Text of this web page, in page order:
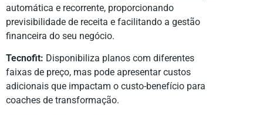
automática e recorrente, proporcionando
previsibilidade de receita e facilitando a gestão
financeira do seu negócio.
Tecnofit: Disponibiliza planos com diferentes
faixas de preço, mas pode apresentar custos
adicionais que impactam o custo-benefício para
coaches de transformação.